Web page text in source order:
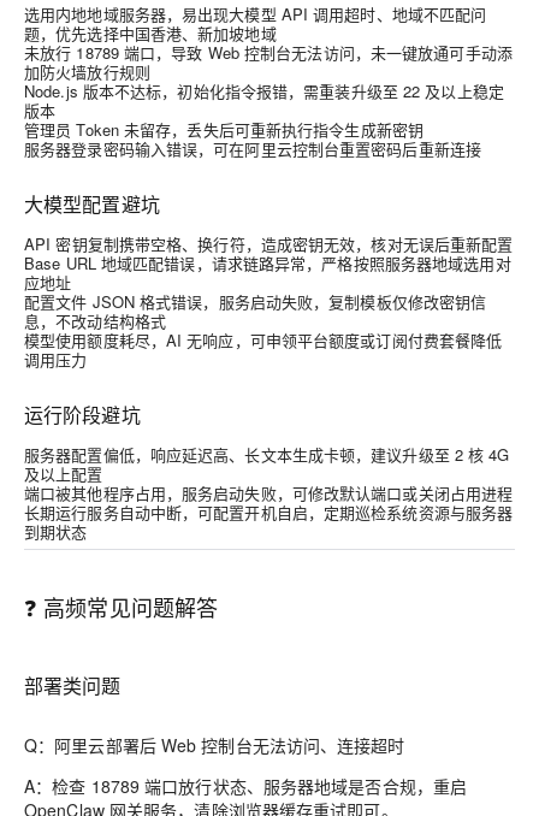
选用内地地域服务器，易出现大模型 API 调用超时、地域不匹配问
题，优先选择中国香港、新加坡地域
未放行 18789 端口，导致 Web 控制台无法访问，未一键放通可手动添
加防火墙放行规则
Node.js 版本不达标，初始化指令报错，需重装升级至 22 及以上稳定
版本
管理员 Token 未留存，丢失后可重新执行指令生成新密钥
服务器登录密码输入错误，可在阿里云控制台重置密码后重新连接
大模型配置避坑
API 密钥复制携带空格、换行符，造成密钥无效，核对无误后重新配置
Base URL 地域匹配错误，请求链路异常，严格按照服务器地域选用对
应地址
配置文件 JSON 格式错误，服务启动失败，复制模板仅修改密钥信
息，不改动结构格式
模型使用额度耗尽，AI 无响应，可申领平台额度或订阅付费套餐降低
调用压力
运行阶段避坑
服务器配置偏低，响应延迟高、长文本生成卡顿，建议升级至 2 核 4G
及以上配置
端口被其他程序占用，服务启动失败，可修改默认端口或关闭占用进程
长期运行服务自动中断，可配置开机自启，定期巡检系统资源与服务器
到期状态
❓ 高频常见问题解答
部署类问题
Q：阿里云部署后 Web 控制台无法访问、连接超时
A：检查 18789 端口放行状态、服务器地域是否合规，重启
OpenClaw 网关服务，清除浏览器缓存重试即可。